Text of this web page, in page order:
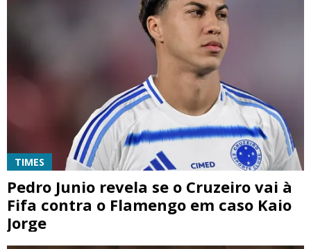
TIMES
Pedro Junio revela se o Cruzeiro vai à
Fifa contra o Flamengo em caso Kaio
Jorge